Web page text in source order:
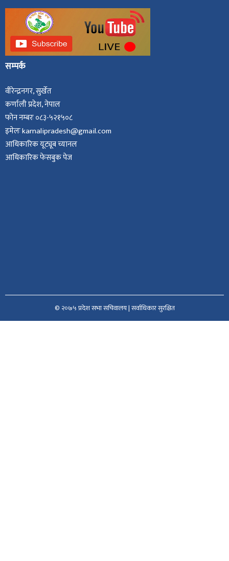
सम्पर्क
वीरेन्द्रनगर, सुर्खेत
कर्णाली प्रदेश, नेपाल
फोन नम्बरः ०८३-५२१५०८
इमेलः karnalipradesh@gmail.com
आधिकारिक यूट्यूब च्यानल
आधिकारिक फेसबुक पेज
© २०७५ प्रदेश सभा सचिवालय | सर्वाधिकार सुरक्षित